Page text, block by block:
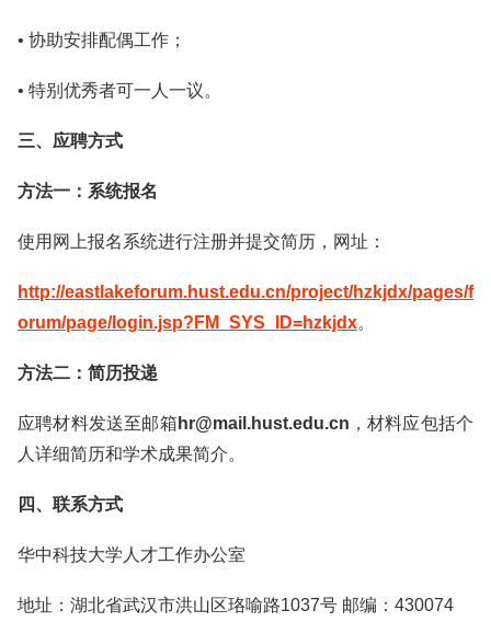
• 协助安排配偶工作；
• 特别优秀者可一人一议。
三、应聘方式
方法一：系统报名
使用网上报名系统进行注册并提交简历，网址：
http://eastlakeforum.hust.edu.cn/project/hzkjdx/pages/f
orum/page/login.jsp?FM_SYS_ID=hzkjdx。
方法二：简历投递
应聘材料发送至邮箱 hr@mail.hust.edu.cn ，材料应包括个
人详细简历和学术成果简介。
四、联系方式
华中科技大学人才工作办公室
地址：湖北省武汉市洪山区珞喻路1037号 邮编：430074